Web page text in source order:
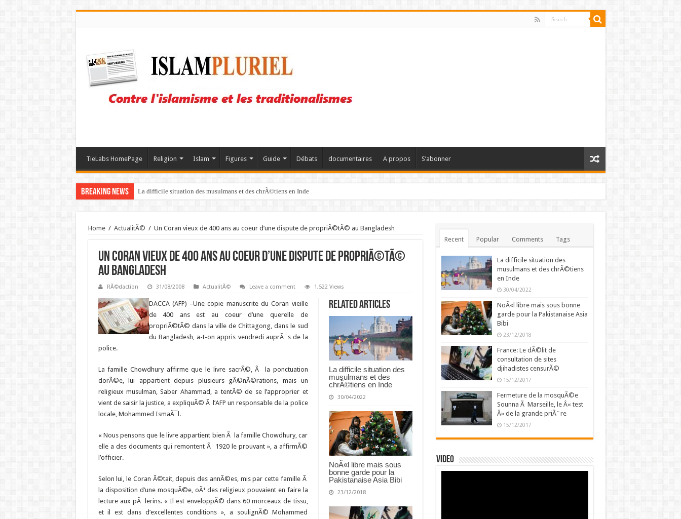
TieLabs HomePage Religion Islam Figures Guide Débats documentaires A propos S’abonner
Breaking News La difficile situation des musulmans et des chrÃ©tiens en Inde
Home / ActualitÃ© / Un Coran vieux de 400 ans au coeur d’une dispute de propriÃ©tÃ© au Bangladesh
Un Coran vieux de 400 ans au coeur d’une dispute de propriÃ©tÃ©
au Bangladesh
RÃ©daction 31/08/2008 ActualitÃ© Leave a comment 1,522 Views
Related Articles
La difficile situation des
musulmans et des
chrÃ©tiens en Inde
30/04/2022
NoÃ«l libre mais sous
bonne garde pour la
Pakistanaise Asia Bibi
23/12/2018
DACCA (AFP) –Une copie manuscrite du Coran vieille
de 400 ans est au coeur d’une querelle de
propriÃ©tÃ© dans la ville de Chittagong, dans le sud
du Bangladesh, a-t-on appris vendredi auprÃ¨s de la
police.
La famille Chowdhury affirme que le livre sacrÃ©, Ã la ponctuation
dorÃ©e, lui appartient depuis plusieurs gÃ©nÃ©rations, mais un
religieux musulman, Saber Ahammad, a tentÃ© de se l’approprier et
vient de saisir la justice, a expliquÃ© Ã l’AFP un responsable de la police
locale, Mohammed IsmaÃ¯l.
« Nous pensons que le livre appartient bien Ã la famille Chowdhury, car
elle a des documents qui remontent Ã 1920 le prouvant », a affirmÃ©
l’officier.
Selon lui, le Coran Ã©tait, depuis des annÃ©es, mis par cette famille Ã
la disposition d’une mosquÃ©e, oÃ¹ des religieux pouvaient en faire la
lecture aux pÃ¨lerins. « Il est enveloppÃ© dans 60 morceaux de tissu,
et il est dans d’excellentes conditions », a soulignÃ© Mohammed
Recent Popular Comments Tags
La difficile situation des
musulmans et des chrÃ©tiens
en Inde
30/04/2022
NoÃ«l libre mais sous bonne
garde pour la Pakistanaise Asia
Bibi
23/12/2018
France: Le dÃ©lit de
consultation de sites
djihadistes censurÃ©
15/12/2017
Fermeture de la mosquÃ©e
Sounna Ã Marseille, le Â« test
Â» de la grande priÃ¨re
15/12/2017
Video